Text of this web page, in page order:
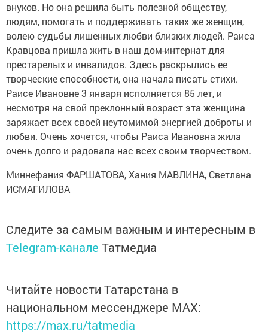
внуков. Но она решила быть полезной обществу,
людям, помогать и поддерживать таких же женщин,
волею судьбы лишенных любви близких людей. Раиса
Кравцова пришла жить в наш дом-интернат для
престарелых и инвалидов. Здесь раскрылись ее
творческие способности, она начала писать стихи.
Раисе Ивановне 3 января исполняется 85 лет, и
несмотря на свой преклонный возраст эта женщина
заряжает всех своей неутомимой энергией доброты и
любви. Очень хочется, чтобы Раиса Ивановна жила
очень долго и радовала нас всех своим творчеством.
Миннефания ФАРШАТОВА, Хания МАВЛИНА, Светлана
ИСМАГИЛОВА
Следите за самым важным и интересным в
Telegram-канале Татмедиа
Читайте новости Татарстана в
национальном мессенджере MАХ:
https://max.ru/tatmedia